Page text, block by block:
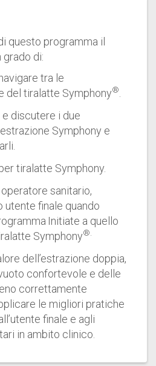
questo programma il
di:
tra le
del tiralatte Symphony®
discutere i due
Symphony e
tiralatte Symphony.
sanitario,
utente finale quando
Initiate a quello
Symphony®.
dell’estrazione doppia,
confortevole e delle
correttamente
le migliori pratiche
finale e agli
in ambito clinico.